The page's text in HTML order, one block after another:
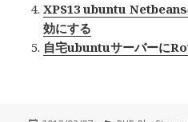
XPS13 ubuntu Netbeans
効にする
自宅ubuntuサーバーに